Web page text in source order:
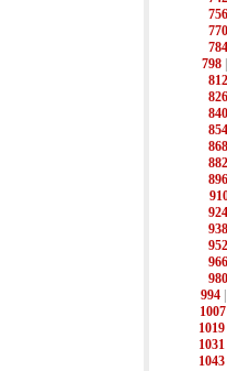
756
770
784
798
812
826
840
854
868
882
896
924
938
952
966
980
994
1007
1019
1031
1043